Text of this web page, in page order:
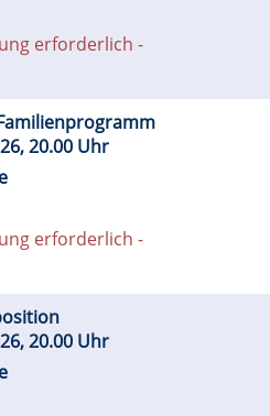
erforderlich -
20.00 Uhr
erforderlich -
20.00 Uhr